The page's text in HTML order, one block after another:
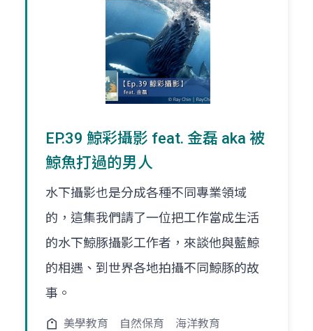
EP.39 鯨彩攝影 feat. 金磊 aka 被
鯨魚打過的男人
水下攝影也是分成各種不同專業領域
的，這集我們請了一位把工作當成生活
的水下鯨豚攝影工作者，來談他與藍鯨
的相遇、到世界各地拍攝不同鯨豚的故
事。
美學教育 自然保育 海洋教育